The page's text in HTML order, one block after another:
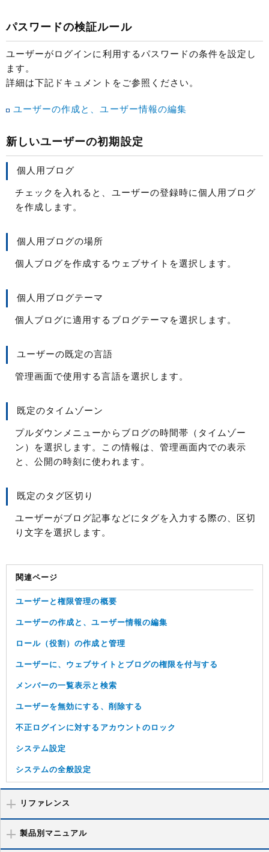
パスワードの検証ルール
ユーザーがログインに利用するパスワードの条件を設定し
ます。
詳細は下記ドキュメントをご参照ください。
ユーザーの作成と、ユーザー情報の編集
新しいユーザーの初期設定
個人用ブログ
チェックを入れると、ユーザーの登録時に個人用ブログ
を作成します。
個人用ブログの場所
個人ブログを作成するウェブサイトを選択します。
個人用ブログテーマ
個人ブログに適用するブログテーマを選択します。
ユーザーの既定の言語
管理画面で使用する言語を選択します。
既定のタイムゾーン
プルダウンメニューからブログの時間帯（タイムゾー
ン）を選択します。この情報は、管理画面内での表示
と、公開の時刻に使われます。
既定のタグ区切り
ユーザーがブログ記事などにタグを入力する際の、区切
り文字を選択します。
関連ページ
ユーザーと権限管理の概要
ユーザーの作成と、ユーザー情報の編集
ロール（役割）の作成と管理
ユーザーに、ウェブサイトとブログの権限を付与する
メンバーの一覧表示と検索
ユーザーを無効にする、削除する
不正ログインに対するアカウントのロック
システム設定
システムの全般設定
リファレンス
製品別マニュアル